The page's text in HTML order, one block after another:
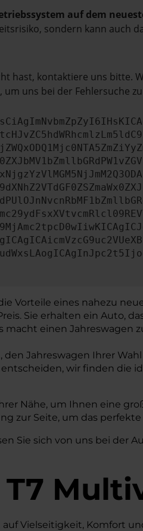
auf dem
sondern kann auch
hast, kontaktiere uns bitte.
uns bei der Fehlersuche
Vorteile eines nahezu
Sie erhalten ein Auto,
einen Jahreswagen
Jahreswagen Ihrer
wir finden die
Nähe, um Ihnen eine
zur Seite, um das
Sie sich von uns bei der
Vielseitigkeit, Komfort